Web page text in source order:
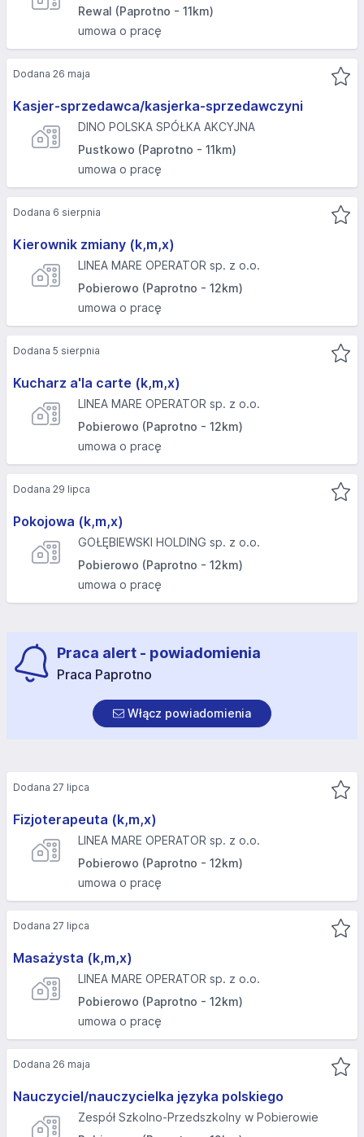
Rewal (Paprotno - 11km)
umowa o pracę
Kasjer-sprzedawca/kasjerka-sprzedawczyni
DINO POLSKA SPÓŁKA AKCYJNA
Pustkowo (Paprotno - 11km)
umowa o pracę
Dodana 26 maja
Kierownik zmiany (k,m,x)
LINEA MARE OPERATOR sp. z o.o.
Pobierowo (Paprotno - 12km)
umowa o pracę
Dodana 6 sierpnia
Kucharz a'la carte (k,m,x)
LINEA MARE OPERATOR sp. z o.o.
Pobierowo (Paprotno - 12km)
umowa o pracę
Dodana 5 sierpnia
Pokojowa (k,m,x)
GOŁĘBIEWSKI HOLDING sp. z o.o.
Pobierowo (Paprotno - 12km)
umowa o pracę
Dodana 29 lipca
Praca alert - powiadomienia
Praca Paprotno
Włącz powiadomienia
Fizjoterapeuta (k,m,x)
LINEA MARE OPERATOR sp. z o.o.
Pobierowo (Paprotno - 12km)
umowa o pracę
Dodana 27 lipca
Masażysta (k,m,x)
LINEA MARE OPERATOR sp. z o.o.
Pobierowo (Paprotno - 12km)
umowa o pracę
Dodana 27 lipca
Nauczyciel/nauczycielka języka polskiego
Zespół Szkolno-Przedszkolny w Pobierowie
Dodana 26 maja